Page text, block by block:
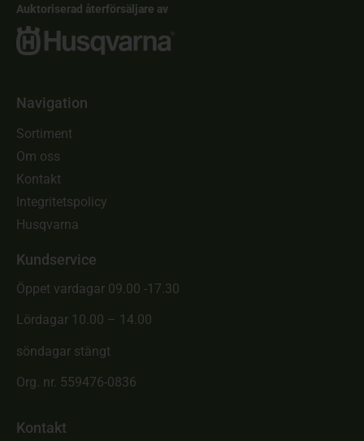
Auktoriserad återförsäljare av
Navigation
Sortiment
Om oss
Kontakt
Integritetspolicy
Husqvarna
Kundservice
Öppet vardagar 09.00 -17.30
Lördagar 10.00 – 14.00
söndagar stängt
Org. nr. 559476-0836
Kontakt